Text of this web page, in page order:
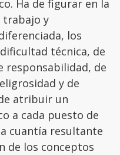
Ha de figurar en la
trabajo y
los
técnica, de
responsabilidad, de
y de
atribuir un
a cada puesto de
cuantía resultante
de los conceptos